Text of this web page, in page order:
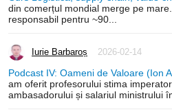
din comerțul mondial merge pe
responsabil pentru ~90...
Iurie Barbaroș 2026-02-14
Podcast IV: Oameni de Valoare (Ion
am oferit profesorului stima
ambasadorului și salariul ministrului